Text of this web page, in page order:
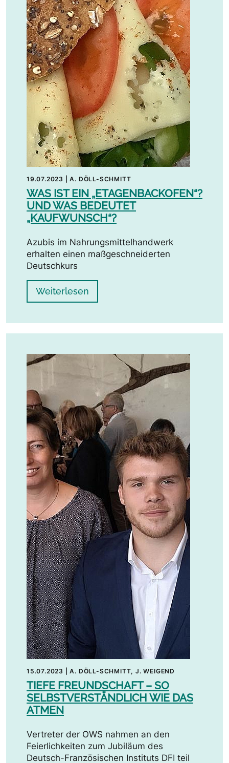
19.07.2023 |A. DÖLL-SCHMITT
WAS IST EIN „ETAGENBACKOFEN“?
UND WAS BEDEUTET
„KAUFWUNSCH“?
Azubis im Nahrungsmittelhandwerk
erhalten einen maßgeschneiderten
Deutschkurs
Weiterlesen
15.07.2023 |A. DÖLL-SCHMITT, J. WEIGEND
TIEFE FREUNDSCHAFT – SO
SELBSTVERSTÄNDLICH WIE DAS
ATMEN
Vertreter der OWS nahmen an den
Feierlichkeiten zum Jubiläum des
Deutsch-Französischen Instituts DFI teil